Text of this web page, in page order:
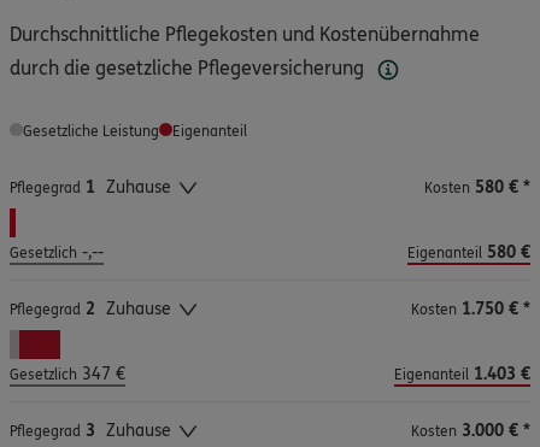
Durchschnittliche Pflegekosten und Kostenübernahme
durch die gesetzliche Pflegeversicherung
Gesetzliche Leistung Eigenanteil
Pflegegrad 1 Kosten 580 € *
Gesetzlich -,-- Eigenanteil 580 €
Pflegegrad 2 Kosten 1.750 € *
Gesetzlich 347 € Eigenanteil 1.403 €
Pflegegrad 3 Kosten 3.000 € *